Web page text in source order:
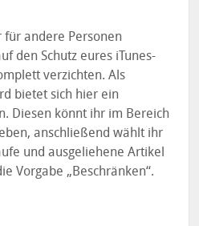
für andere Personen
den Schutz eures iTunes-
verzichten. Als
bietet sich hier ein
Diesen könnt ihr im Bereich
anschließend wählt ihr
und ausgeliehene Artikel
Vorgabe „Beschränken“.